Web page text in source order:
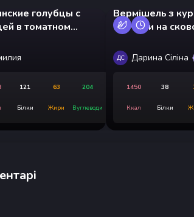
голубцы с
в томатном
121
Білки
63
Жири
204
Вуглеводи
Вермішель з
овочами на
ДС Дарина Сіліна
1450
Ккал
38
Білки